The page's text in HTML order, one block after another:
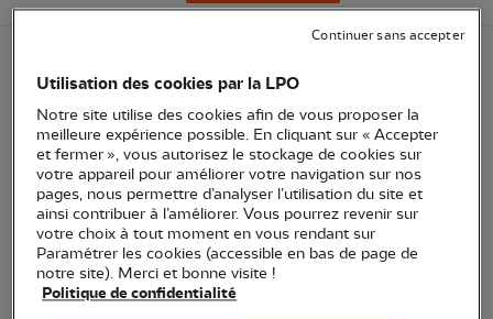
Couple de Sarcelles d'hiver ©P-M. Epiney
Utilisation des cookies par la LPO
Notre site utilise des cookies afin de vous proposer la
meilleure expérience possible. En cliquant sur « Accepter
et fermer », vous autorisez le stockage de cookies sur
votre appareil pour améliorer votre navigation sur nos
pages, nous permettre d’analyser l’utilisation du site et
ainsi contribuer à l’améliorer. Vous pourrez revenir sur
votre choix à tout moment en vous rendant sur
Paramétrer les cookies (accessible en bas de page de
notre site). Merci et bonne visite !
Politique de confidentialité
Continuer sans accepter